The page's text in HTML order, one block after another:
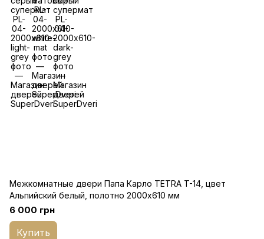
Межкомнатные двери Папа Карло TETRA T-14, цвет
Альпийский белый, полотно 2000х610 мм
6 000 грн
Купить